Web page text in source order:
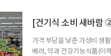
황 프로젝트’가 SNS를 중심
[건기식 소비 새바람
가격 부담을 낮춘 가성비 생
베러, 약과 건강기능식품(이